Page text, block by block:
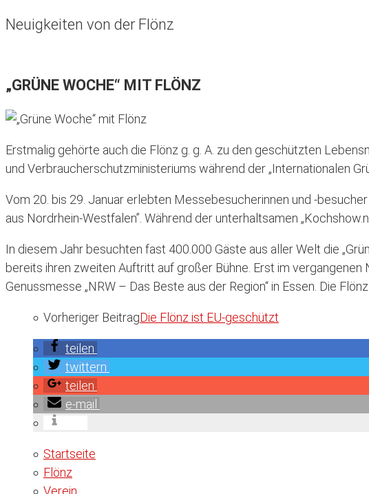
Neuigkeiten von der Flönz
„GRÜNE WOCHE“ MIT FLÖNZ
Erstmalig gehörte auch die Flönz g. g. A. zu den geschützten
und Verbraucherschutzministeriums während der „Internationalen
Vom 20. bis 29. Januar erlebten Messebesucherinnen und -
aus Nordrhein-Westfalen”. Während der unterhaltsamen
In diesem Jahr besuchten fast 400.000 Gäste aus aller Welt die
bereits ihren zweiten Auftritt auf großer Bühne. Erst im
Genussmesse „NRW – Das Beste aus der Region“ in Essen. Die
Vorheriger BeitragDie Flönz ist EU-geschützt
teilen
twittern
teilen
e-mail
Startseite
Flönz
Verein